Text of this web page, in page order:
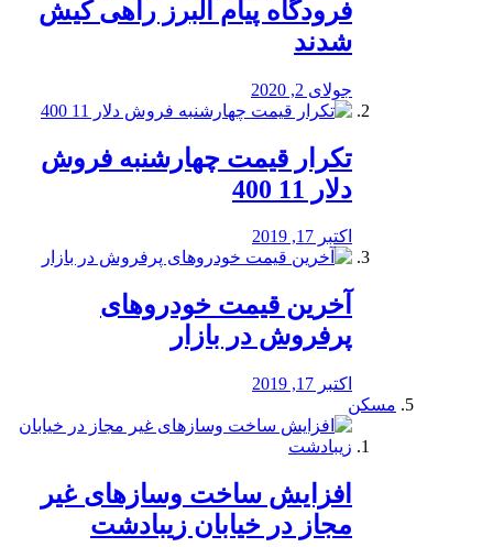
فرودگاه پیام البرز راهی کیش
شدند
جولای 2, 2020
تکرار قیمت چهارشنبه فروش
دلار 11 400
اکتبر 17, 2019
آخرین قیمت خودرو‌های
پرفروش در بازار
اکتبر 17, 2019
مسکن
افزایش ساخت وسازهای غیر
مجاز در خیابان زیبادشت